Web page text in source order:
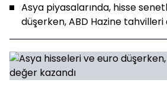
Asya piyasalarında, hisse
düşerken, ABD Hazine tahvilleri